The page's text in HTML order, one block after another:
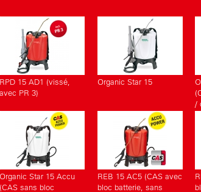
RPD 15 AD1 (vissé,
avec PR 3)
Organic Star 15
/
Organic Star 15 Accu
(CAS sans bloc
REB 15 AC5 (CAS avec
bloc batterie, sans